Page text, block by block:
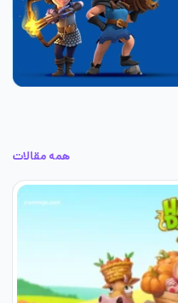
همه مقالات